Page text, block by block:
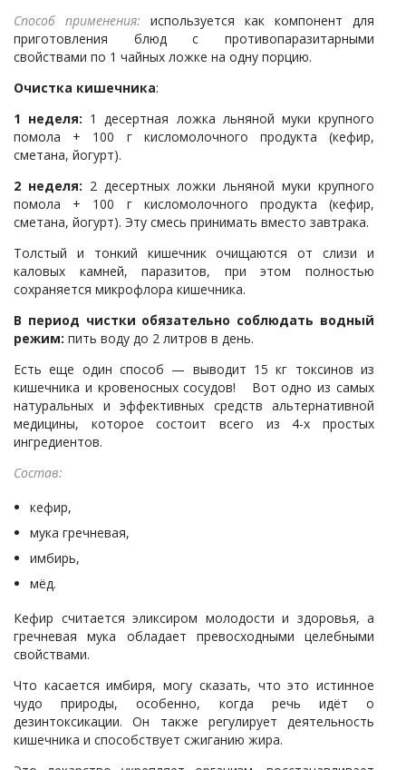
Способ применения: используется как компонент для
приготовления блюд с противопаразитарными
свойствами по 1 чайных ложке на одну порцию.
Очистка кишечника:
1 неделя: 1 десертная ложка льняной муки крупного
помола + 100 г кисломолочного продукта (кефир,
сметана, йогурт).
2 неделя: 2 десертных ложки льняной муки крупного
помола + 100 г кисломолочного продукта (кефир,
сметана, йогурт). Эту смесь принимать вместо завтрака.
Толстый и тонкий кишечник очищаются от слизи и
каловых камней, паразитов, при этом полностью
сохраняется микрофлора кишечника.
В период чистки обязательно соблюдать водный
режим: пить воду до 2 литров в день.
Есть еще один способ — выводит 15 кг токсинов из
кишечника и кровеносных сосудов! Вот одно из самых
натуральных и эффективных средств альтернативной
медицины, которое состоит всего из 4-х простых
ингредиентов.
Состав:
кефир,
мука гречневая,
имбирь,
мёд.
Кефир считается эликсиром молодости и здоровья, а
гречневая мука обладает превосходными целебными
свойствами.
Что касается имбиря, могу сказать, что это истинное
чудо природы, особенно, когда речь идёт о
дезинтоксикации. Он также регулирует деятельность
кишечника и способствует сжиганию жира.